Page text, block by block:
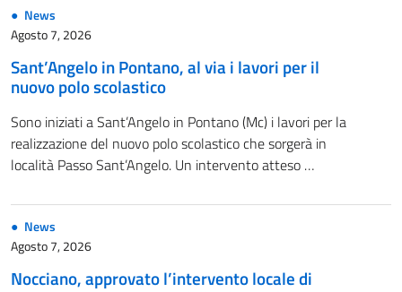
News
Agosto 7, 2026
Sant’Angelo in Pontano, al via i lavori per il
nuovo polo scolastico
Sono iniziati a Sant’Angelo in Pontano (Mc) i lavori per la
realizzazione del nuovo polo scolastico che sorgerà in
località Passo Sant’Angelo. Un intervento atteso …
News
Agosto 7, 2026
Nocciano, approvato l’intervento locale di